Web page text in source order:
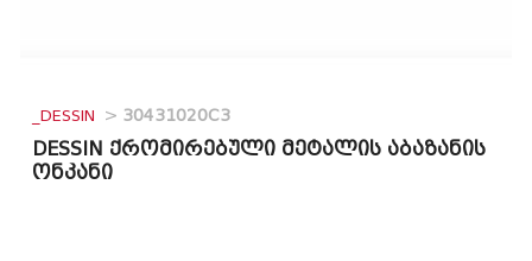
_DESSIN > 30431020C3
DESSIN ქრომირებული მეტალის აბაზანის
ონკანი